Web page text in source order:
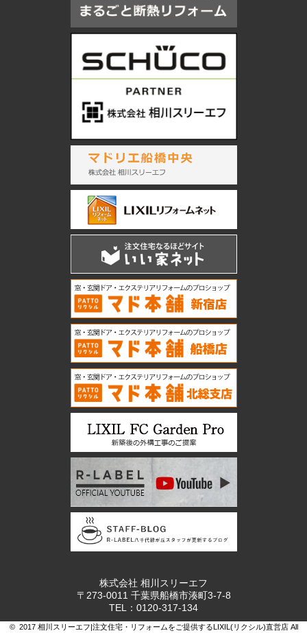
株式会社 相川スリーエフ
〒273-0011 千葉県船橋市湊町3-7-8
TEL：0120-317-134
© 2017 相川スリーエフ|注文住宅・リフォームをご提供するLIXIL(リクシル)直営店 All